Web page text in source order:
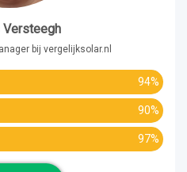
Versteegh
bij vergelijksolar.nl
94%
90%
97%